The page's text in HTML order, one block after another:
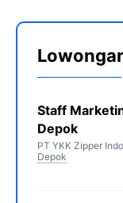
Staff
Depok
PT YKK Zipper
Depok